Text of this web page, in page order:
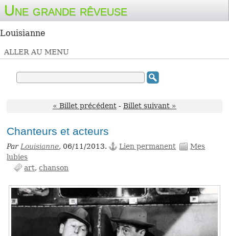
Une grande rêveuse
Louisianne
ALLER AU MENU
« Billet précédent - Billet suivant »
Chanteurs et acteurs
ParLouisianne, 06/11/2013. Lien permanent
Mes
lubies
art chanson